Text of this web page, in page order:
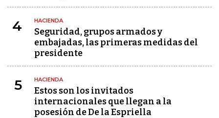
4 HACIENDA
Seguridad, grupos armados y
embajadas, las primeras medidas del
presidente
5 HACIENDA
Estos son los invitados
internacionales que llegan a la
posesión de De la Espriella